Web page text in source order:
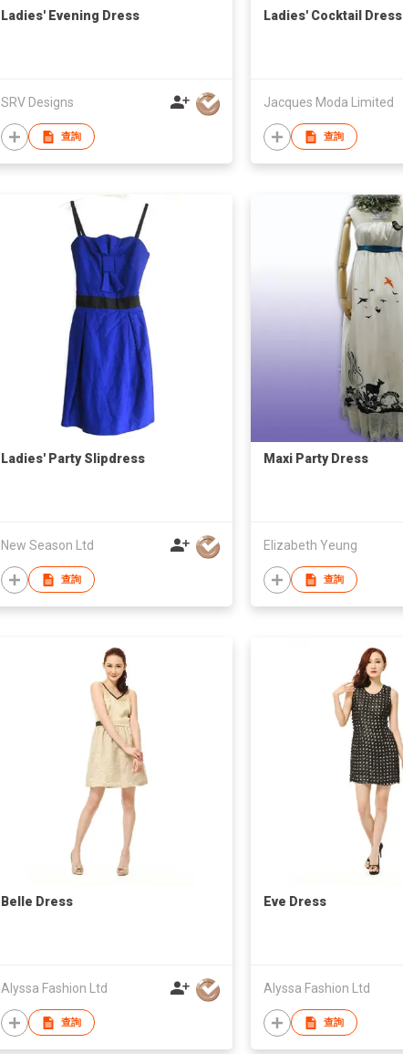
Ladies' Evening Dress
SRV Designs
查詢
Ladies' Cocktail Dress
Jacques Moda Limited
查詢
Ladies' Party Slipdress
New Season Ltd
查詢
Maxi Party Dress
Elizabeth Yeung
查詢
Belle Dress
Alyssa Fashion Ltd
查詢
Eve Dress
Alyssa Fashion Ltd
查詢